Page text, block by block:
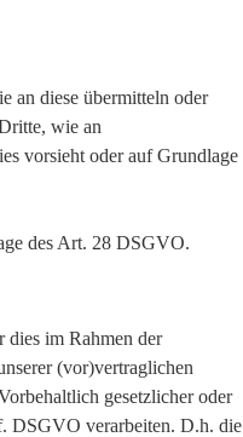
an diese übermitteln oder
wie an
vorsieht oder auf Grundlage
des Art. 28 DSGVO.
dies im Rahmen der
(vor)vertraglichen
gesetzlicher oder
DSGVO verarbeiten. D.h. die